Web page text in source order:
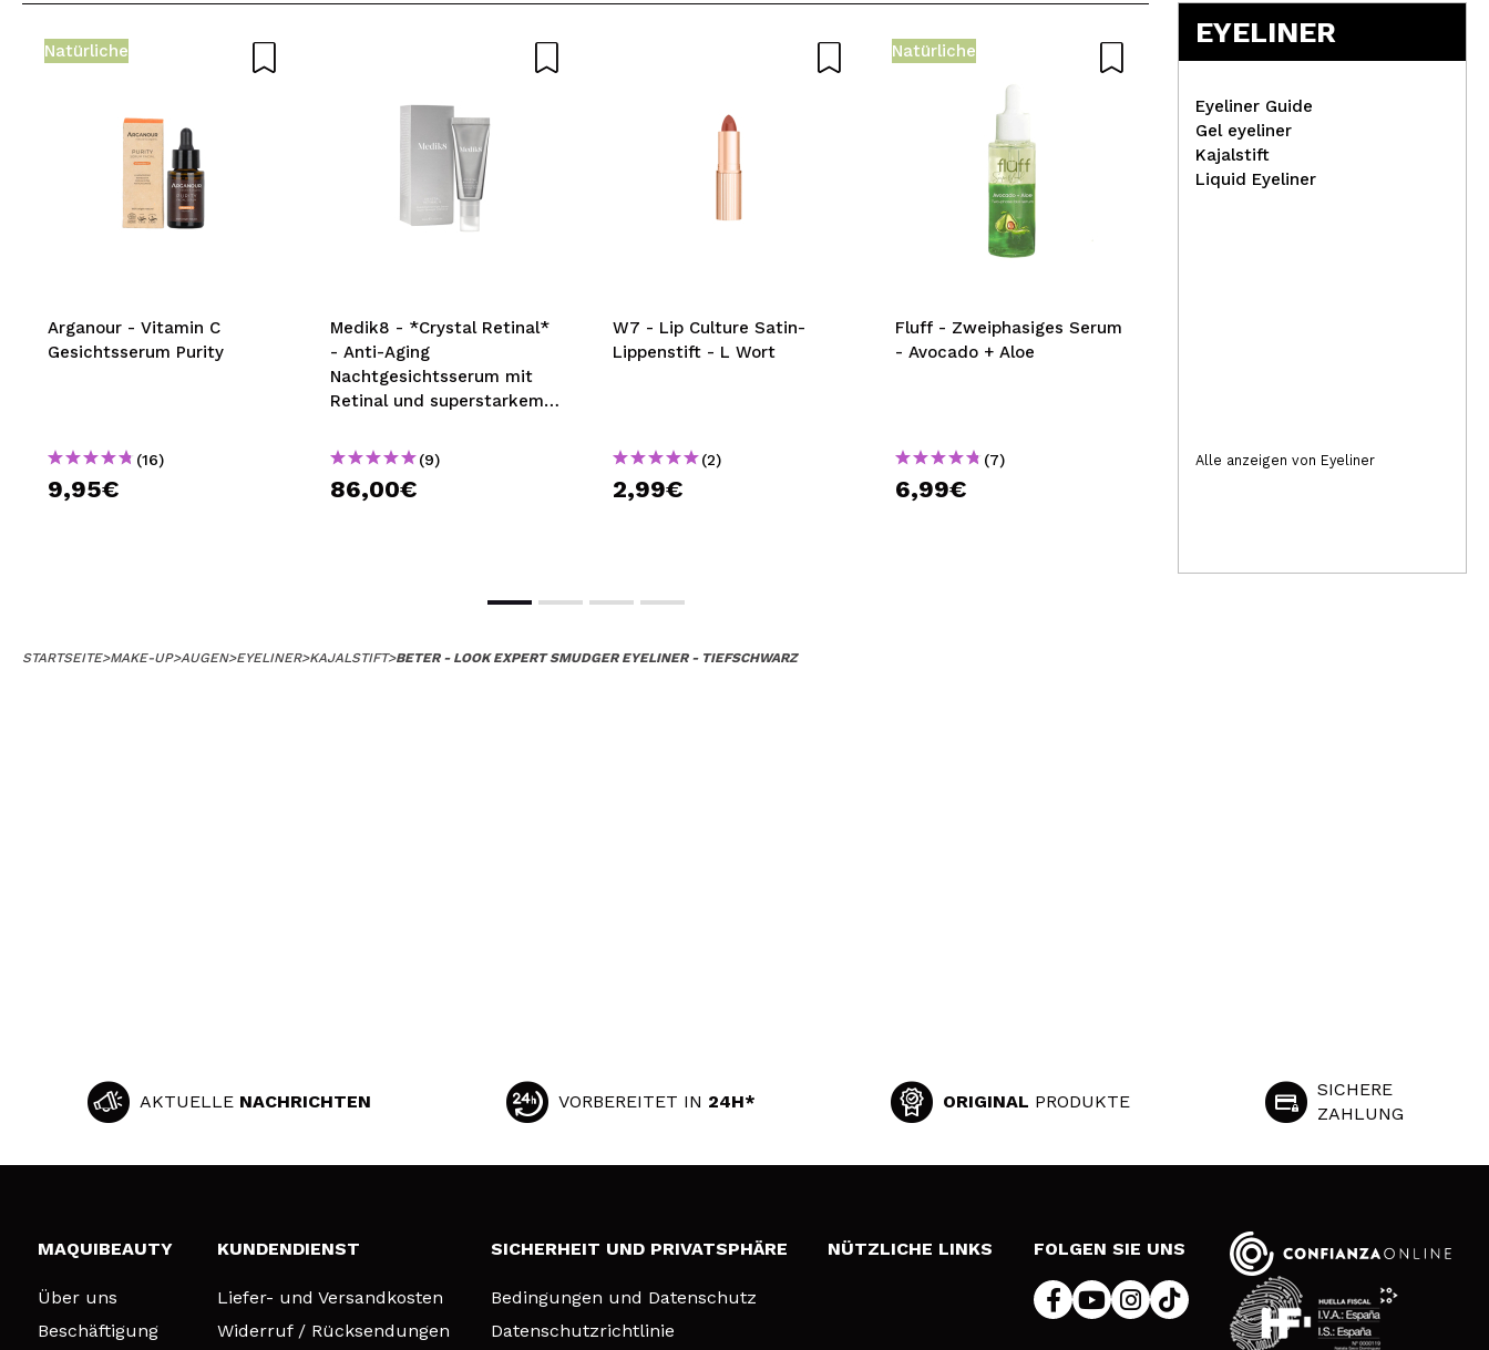
Natürliche
Arganour - Vitamin C
Gesichtsserum Purity
(16)
9,95€
Medik8 - *Crystal Retinal*
- Anti-Aging
Nachtgesichtsserum mit
Retinal und superstarkem
(9)
86,00€
W7 - Lip Culture Satin-
Lippenstift - L Wort
(2)
2,99€
Natürliche
Fluff - Zweiphasiges Serum
- Avocado + Aloe
(7)
6,99€
CORAZONA - Makeup Velvet
(118)
EYELINER
Eyeliner Guide
Gel eyeliner
Kajalstift
Liquid Eyeliner
Alle anzeigen von Eyeliner
STARTSEITE>MAKE-UP>AUGEN>EYELINER>KAJALSTIFT>BETER - LOOK EXPERT SMUDGER EYELINER - TIEFSCHWARZ
AKTUELLE NACHRICHTEN VORBEREITET IN 24H* ORIGINAL PRODUKTE
SICHERE
ZAHLUNG
MAQUIBEAUTY
Über uns
Beschäftigung
KUNDENDIENST
Liefer- und Versandkosten
Widerruf / Rücksendungen
SICHERHEIT UND PRIVATSPHÄRE
Bedingungen und Datenschutz
Datenschutzrichtlinie
NÜTZLICHE LINKS FOLGEN SIE UNS